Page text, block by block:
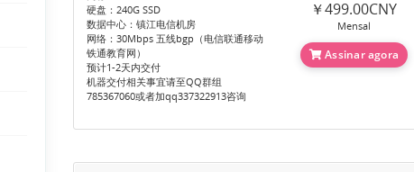
硬盘：240G SSD
数据中心：镇江电信机房
网络：30Mbps 五线bgp（电信联通移动
铁通教育网）
预计1-2天内交付
机器交付相关事宜请至QQ群组
785367060或者加qq337322913咨询
￥499.00CNY
Mensal
Assinar agora